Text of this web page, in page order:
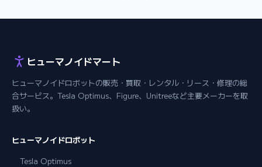
ヒューマノイドマート
ヒューマノイドロボットの販売・買取・レンタル・リース・修理の総
合サービス。Tesla Optimus、Figure、Unitreeなど主要メーカーを取
扱い。
ヒューマノイドロボット
Tesla Optimus